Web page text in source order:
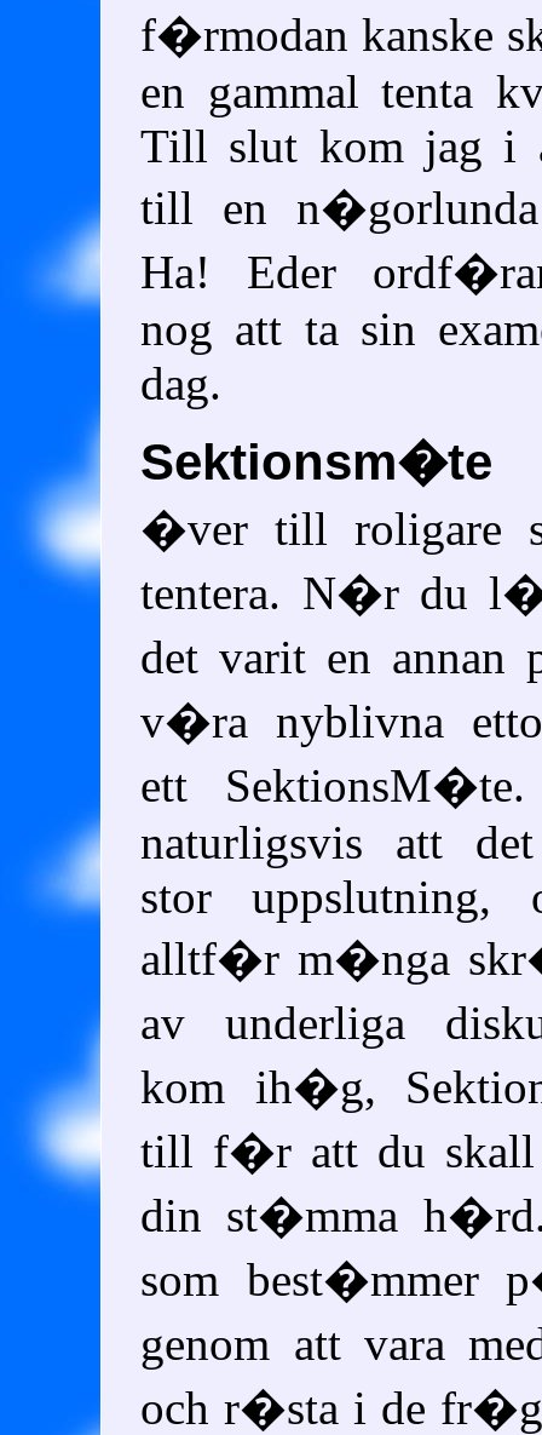
f�rmodan kanske
en gammal tenta
Till slut kom jag i
till en
Ha! Eder
nog att ta sin
dag.
Sektionsm�te
�ver till roligare
tentera. N�r du
det varit en
v�ra nyblivna
ett
naturligsvis att
stor
alltf�r m�nga
av underliga
kom ih�g,
till f�r att du skall
din st�mma
som best�mmer
genom att vara
och r�sta i de